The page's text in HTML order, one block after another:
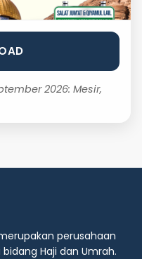
2026: Mesir,
perusahaan
Haji dan Umrah.